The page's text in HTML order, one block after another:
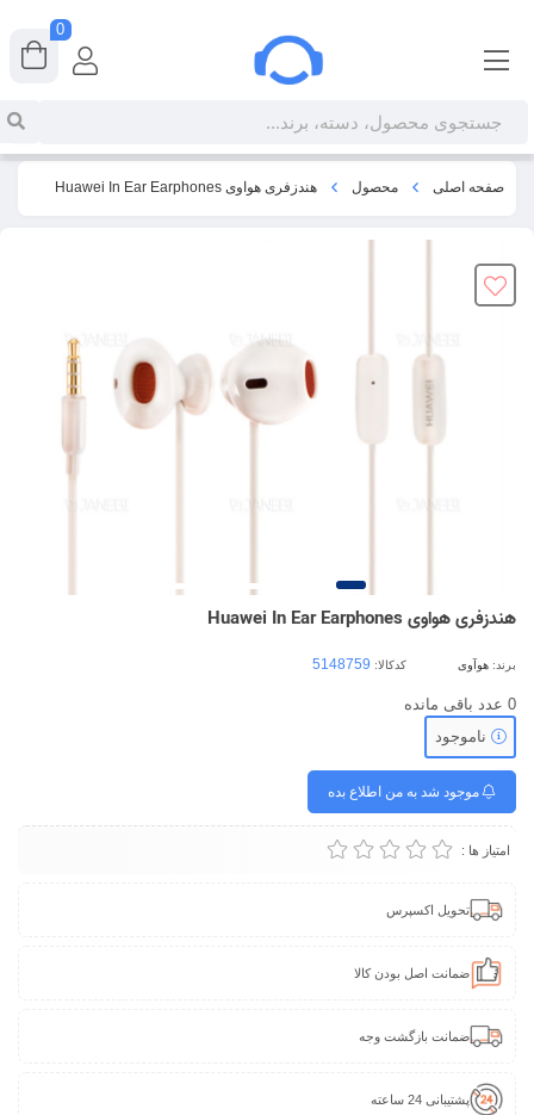
صفحه اصلی محصول هندزفری هواوی Huawei In Ear Earphones
هندزفری هواوی Huawei In Ear Earphones
برند: هوآوی کدکالا:
0 عدد باقی مانده
ناموجود
موجود شد به من اطلاع بده
امتیاز ها :
تحویل اکسپرس
ضمانت اصل بودن کالا
ضمانت بازگشت وجه
پشتیبانی 24 ساعته
0